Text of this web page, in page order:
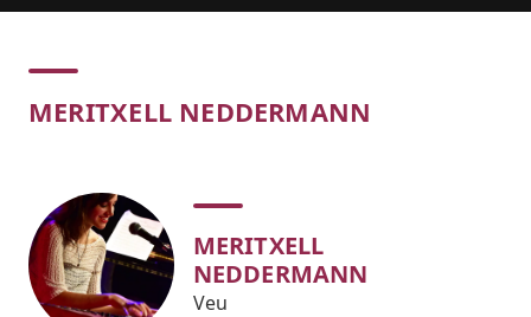
Concert
MERITXELL NEDDERMANN
MERITXELL
NEDDERMANN
Veu